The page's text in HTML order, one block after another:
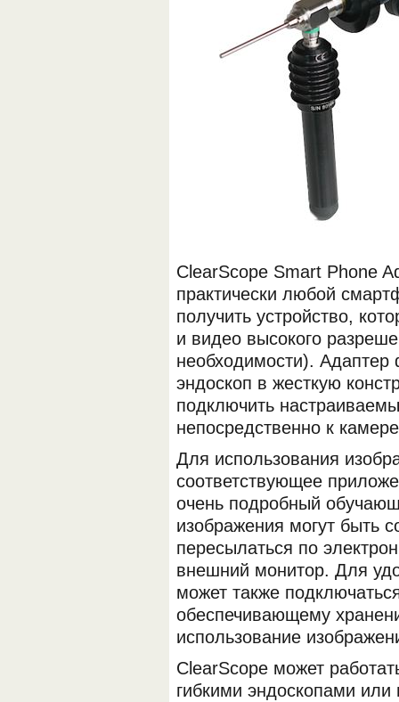
ClearScope Smart Phone
практически любой
получить устройство,
и видео высокого
необходимости).
эндоскоп в жесткую
подключить
непосредственно к
Для использования
соответствующее
очень подробный
изображения могут быть
пересылаться по
внешний монитор. Для
может также
обеспечивающему
использование
ClearScope может
гибкими эндоскопами